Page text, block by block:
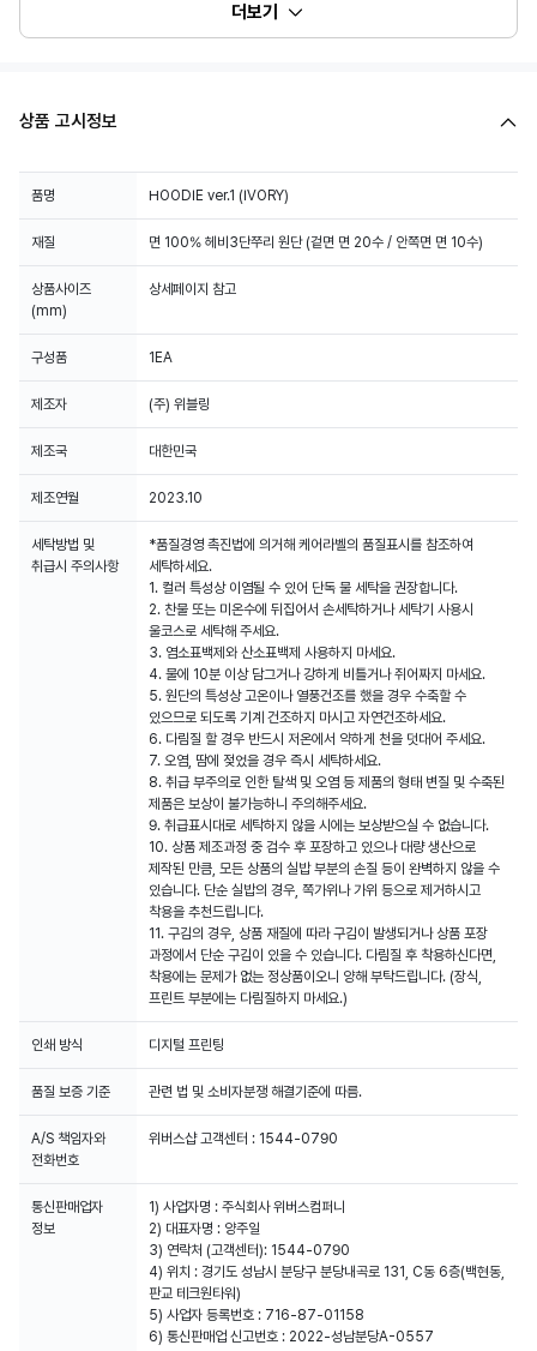
더보기
상품 고시정보
품명 HOODIE ver.1 (IVORY)
재질 면 100% 헤비3단쭈리 원단 (겉면 면 20수 / 안쪽면 면 10수)
상품사이즈
(mm)
상세페이지 참고
구성품 1EA
제조자 (주) 위블링
제조국 대한민국
제조연월 2023.10
세탁방법 및
취급시 주의사항
*품질경영 촉진법에 의거해 케어라벨의 품질표시를 참조하여
세탁하세요.
1. 컬러 특성상 이염될 수 있어 단독 물 세탁을 권장합니다.
2. 찬물 또는 미온수에 뒤집어서 손세탁하거나 세탁기 사용시
울코스로 세탁해 주세요.
3. 염소표백제와 산소표백제 사용하지 마세요.
4. 물에 10분 이상 담그거나 강하게 비틀거나 쥐어짜지 마세요.
5. 원단의 특성상 고온이나 열풍건조를 했을 경우 수축할 수
있으므로 되도록 기계 건조하지 마시고 자연건조하세요.
6. 다림질 할 경우 반드시 저온에서 약하게 천을 덧대어 주세요.
7. 오염, 땀에 젖었을 경우 즉시 세탁하세요.
8. 취급 부주의로 인한 탈색 및 오염 등 제품의 형태 변질 및 수축된
제품은 보상이 불가능하니 주의해주세요.
9. 취급표시대로 세탁하지 않을 시에는 보상받으실 수 없습니다.
10. 상품 제조과정 중 검수 후 포장하고 있으나 대량 생산으로
제작된 만큼, 모든 상품의 실밥 부분의 손질 등이 완벽하지 않을 수
있습니다. 단순 실밥의 경우, 쪽가위나 가위 등으로 제거하시고
착용을 추천드립니다.
11. 구김의 경우, 상품 재질에 따라 구김이 발생되거나 상품 포장
과정에서 단순 구김이 있을 수 있습니다. 다림질 후 착용하신다면,
착용에는 문제가 없는 정상품이오니 양해 부탁드립니다. (장식,
프린트 부분에는 다림질하지 마세요.)
인쇄 방식 디지털 프린팅
품질 보증 기준 관련 법 및 소비자분쟁 해결기준에 따름.
A/S 책임자와
전화번호
위버스샵 고객센터 : 1544-0790
통신판매업자
정보
1) 사업자명 : 주식회사 위버스컴퍼니
2) 대표자명 : 양주일
3) 연락처 (고객센터): 1544-0790
4) 위치 : 경기도 성남시 분당구 분당내곡로 131, C동 6층(백현동,
판교 테크원타워)
5) 사업자 등록번호 : 716-87-01158
6) 통신판매업 신고번호 : 2022-성남분당A-0557